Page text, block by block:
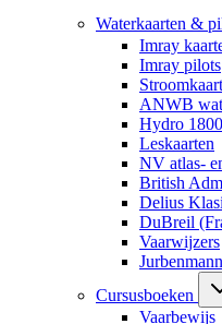
Waterkaarten &
Imray
Imray pilots
ANWB
Hydro
Leskaarten
NV atlas-
British
Delius
DuBreil
Vaarwijzers
Jurbenmann
Cursusboeken
Vaarbewijs